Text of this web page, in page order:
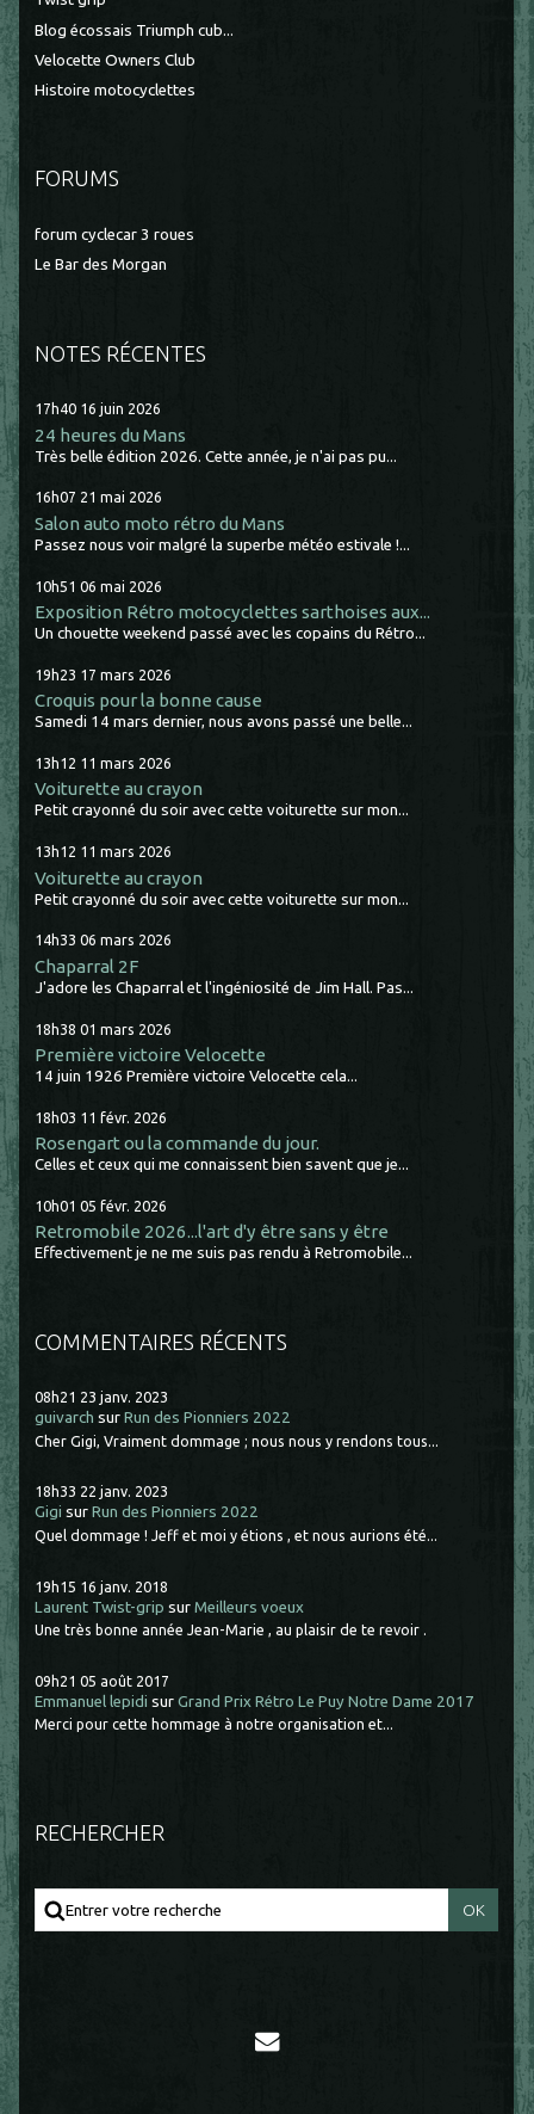
Blog écossais Triumph cub...
Velocette Owners Club
Histoire motocyclettes
FORUMS
forum cyclecar 3 roues
Le Bar des Morgan
NOTES RÉCENTES
17h40 16 juin 2026
24 heures du Mans
Très belle édition 2026. Cette année, je n'ai pas pu...
16h07 21 mai 2026
Salon auto moto rétro du Mans
Passez nous voir malgré la superbe météo estivale !...
10h51 06 mai 2026
Exposition Rétro motocyclettes sarthoises aux...
Un chouette weekend passé avec les copains du Rétro...
19h23 17 mars 2026
Croquis pour la bonne cause
Samedi 14 mars dernier, nous avons passé une belle...
13h12 11 mars 2026
Voiturette au crayon
Petit crayonné du soir avec cette voiturette sur mon...
13h12 11 mars 2026
Voiturette au crayon
Petit crayonné du soir avec cette voiturette sur mon...
14h33 06 mars 2026
Chaparral 2F
J'adore les Chaparral et l'ingéniosité de Jim Hall. Pas...
18h38 01 mars 2026
Première victoire Velocette
14 juin 1926 Première victoire Velocette cela...
18h03 11 févr. 2026
Rosengart ou la commande du jour.
Celles et ceux qui me connaissent bien savent que je...
10h01 05 févr. 2026
Retromobile 2026...l'art d'y être sans y être
Effectivement je ne me suis pas rendu à Retromobile...
COMMENTAIRES RÉCENTS
08h21 23 janv. 2023
guivarch surRun des Pionniers 2022
Cher Gigi, Vraiment dommage ; nous nous y rendons tous...
18h33 22 janv. 2023
Gigi surRun des Pionniers 2022
Quel dommage ! Jeff et moi y étions , et nous aurions été...
19h15 16 janv. 2018
Laurent Twist-grip surMeilleurs voeux
Une très bonne année Jean-Marie , au plaisir de te revoir .
09h21 05 août 2017
Emmanuel lepidi surGrand Prix Rétro Le Puy Notre Dame 2017
Merci pour cette hommage à notre organisation et...
RECHERCHER